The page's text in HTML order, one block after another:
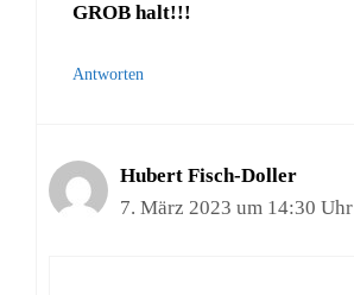
GROB halt!!!
Antworten
Hubert Fisch-Doller
7. März 2023 um 14:30 Uhr